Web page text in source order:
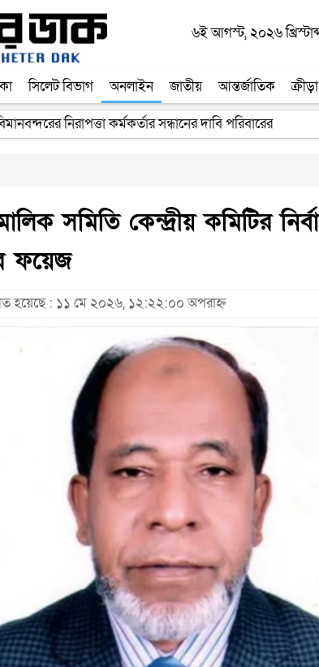
৬ই আগস্ট, ২০২৬
সিলেট বিভাগ অনলাইন জাতীয় আন্তর্জাতিক ক্রীড়া
নিরাপত্তা কর্মকর্তার সন্ধানের দাবি পরিবারের
সমিতি কেন্দ্রীয় কমিটির
ফয়েজ
হয়েছে : ১১ মে ২০২৬, ১২:২২:০০ অপরাহ্ন